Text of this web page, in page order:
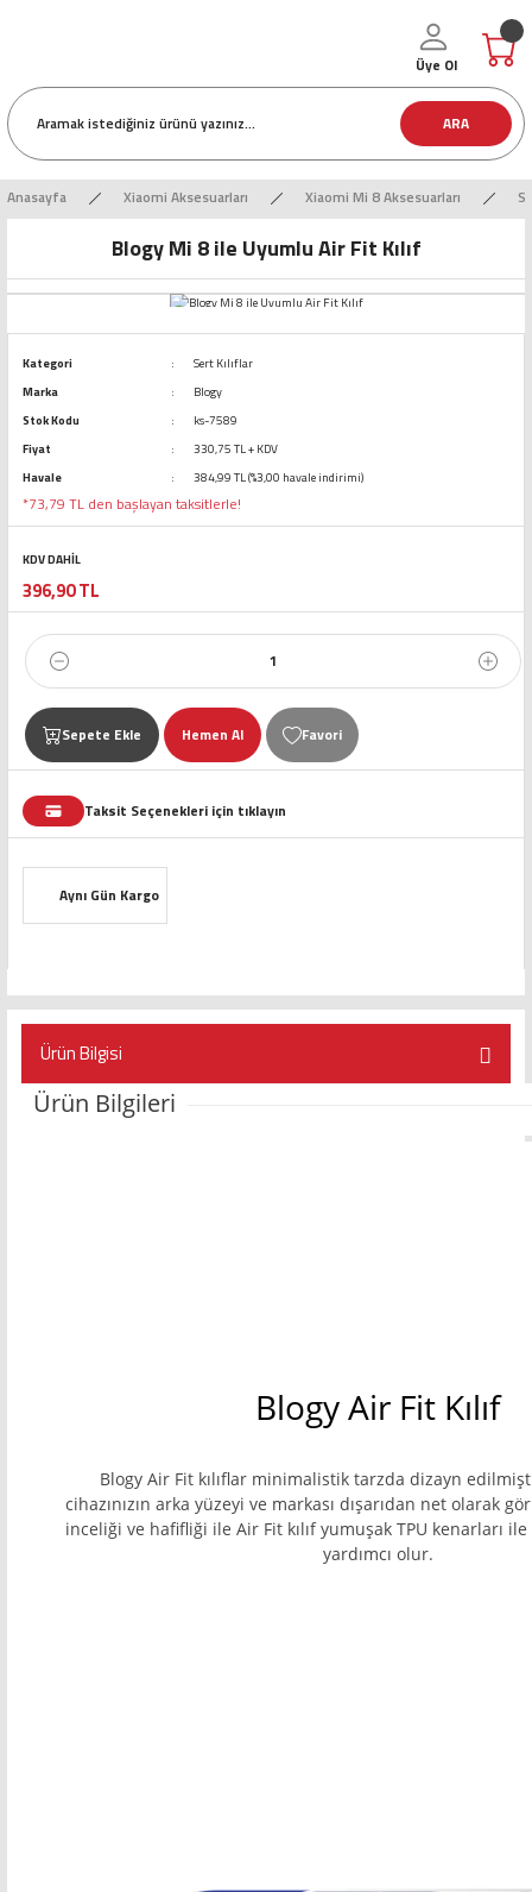
ARA
Üye Ol
Anasayfa Xiaomi Aksesuarları Xiaomi Mi 8 Aksesuarları
Blogy Mi 8 ile Uyumlu Air Fit Kılıf
Kategori
Sert Kılıflar
Marka
Blogy
Stok Kodu
ks-7589
Fiyat
330,75 TL + KDV
Havale
384,99 TL (%3,00 havale indirimi)
*73,79 TL den başlayan taksitlerle!
KDV DAHİL
396,90 TL
Sepete Ekle Hemen Al
Taksit Seçenekleri için tıklayın
Aynı Gün Kargo
Ürün Bilgisi
Ürün Bilgileri
Blogy Air Fit Kılıf
Blogy Air Fit kılıflar minimalistik tarzda dizayn
cihazınızın arka yüzeyi ve markası dışarıdan net olarak
inceliği ve hafifliği ile Air Fit kılıf yumuşak TPU kenarları ile
yardımcı olur.